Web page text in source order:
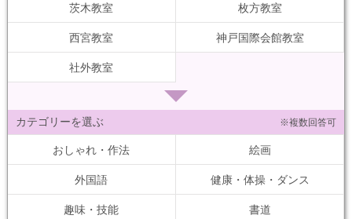
茨木教室 枚方教室
西宮教室 神戸国際会館教室
社外教室
カテゴリーを選ぶ ※複数回答可
おしゃれ・作法 絵画
外国語 健康・体操・ダンス
趣味・技能 書道